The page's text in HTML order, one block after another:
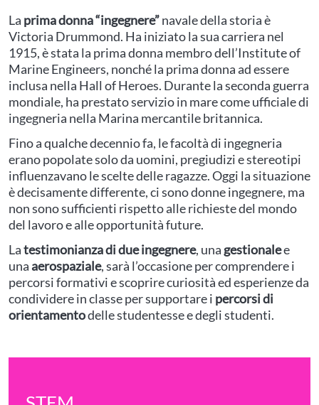
La prima donna “ingegnere”navale della storia è
Victoria Drummond. Ha iniziato la sua carriera nel
1915, è stata la prima donna membro dell’Institute of
Marine Engineers, nonché la prima donna ad essere
inclusa nella Hall of Heroes. Durante la seconda guerra
mondiale, ha prestato servizio in mare come ufficiale di
ingegneria nella Marina mercantile britannica.
Fino a qualche decennio fa, le facoltà di ingegneria
erano popolate solo da uomini, pregiudizi e stereotipi
influenzavano le scelte delle ragazze. Oggi la situazione
è decisamente differente, ci sono donne ingegnere, ma
non sono sufficienti rispetto alle richieste del mondo
del lavoro e alle opportunità future.
Latestimonianza di due ingegnere, una gestionalee
unaaerospaziale, sarà l’occasione per comprendere i
percorsi formativi e scoprire curiosità ed esperienze da
condividere in classe per supportare i percorsi di
orientamentodelle studentesse e degli studenti.